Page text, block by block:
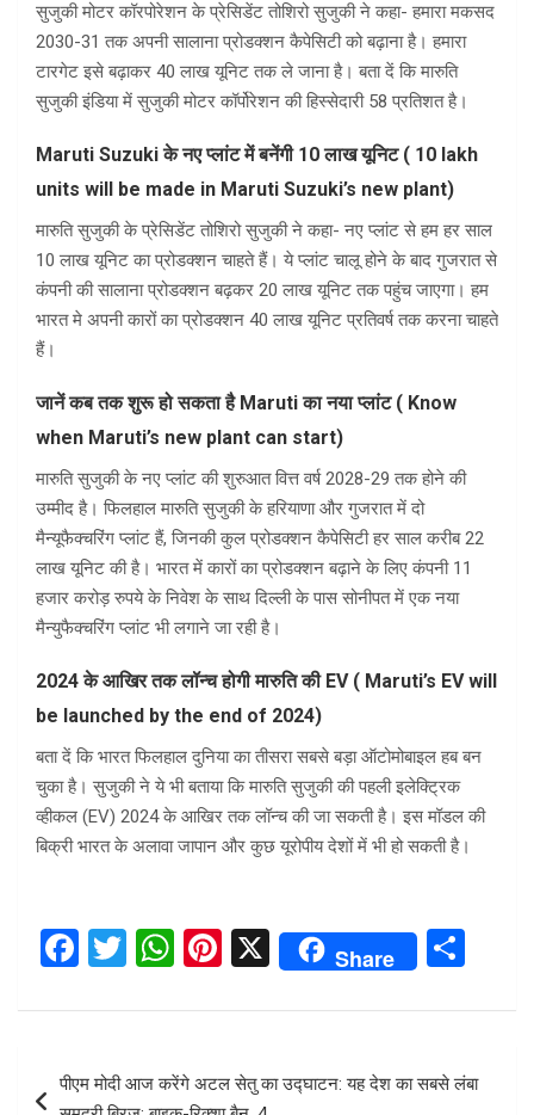
सुजुकी मोटर कॉरपोरेशन के प्रेसिडेंट तोशिरो सुजुकी ने कहा- हमारा मकसद
2030-31 तक अपनी सालाना प्रोडक्शन कैपेसिटी को बढ़ाना है। हमारा
टारगेट इसे बढ़ाकर 40 लाख यूनिट तक ले जाना है। बता दें कि मारुति
सुजुकी इंडिया में सुजुकी मोटर कॉर्पोरेशन की हिस्सेदारी 58 प्रतिशत है।
Maruti Suzuki के नए प्लांट में बनेंगी 10 लाख यूनिट ( 10 lakh
units will be made in Maruti Suzuki’s new plant)
मारुति सुजुकी के प्रेसिडेंट तोशिरो सुजुकी ने कहा- नए प्लांट से हम हर साल
10 लाख यूनिट का प्रोडक्शन चाहते हैं। ये प्लांट चालू होने के बाद गुजरात से
कंपनी की सालाना प्रोडक्शन बढ़कर 20 लाख यूनिट तक पहुंच जाएगा। हम
भारत मे अपनी कारों का प्रोडक्शन 40 लाख यूनिट प्रतिवर्ष तक करना चाहते
हैं।
जानें कब तक शुरू हो सकता है Maruti का नया प्लांट ( Know
when Maruti’s new plant can start)
मारुति सुजुकी के नए प्लांट की शुरुआत वित्त वर्ष 2028-29 तक होने की
उम्मीद है। फिलहाल मारुति सुजुकी के हरियाणा और गुजरात में दो
मैन्यूफैक्चरिंग प्लांट हैं, जिनकी कुल प्रोडक्शन कैपेसिटी हर साल करीब 22
लाख यूनिट की है। भारत में कारों का प्रोडक्शन बढ़ाने के लिए कंपनी 11
हजार करोड़ रुपये के निवेश के साथ दिल्ली के पास सोनीपत में एक नया
मैन्युफैक्चरिंग प्लांट भी लगाने जा रही है।
2024 के आखिर तक लॉन्च होगी मारुति की EV ( Maruti’s EV will
be launched by the end of 2024)
बता दें कि भारत फिलहाल दुनिया का तीसरा सबसे बड़ा ऑटोमोबाइल हब बन
चुका है। सुजुकी ने ये भी बताया कि मारुति सुजुकी की पहली इलेक्ट्रिक
व्हीकल (EV) 2024 के आखिर तक लॉन्च की जा सकती है। इस मॉडल की
बिक्री भारत के अलावा जापान और कुछ यूरोपीय देशों में भी हो सकती है।
F
ce
o
T
tt
W
at
s
A
Pi
er
es
t
X Share
ar
navigation
पीएम मोदी आज करेंगे अटल सेतु का उद्घाटन: यह देश का सबसे लंबा